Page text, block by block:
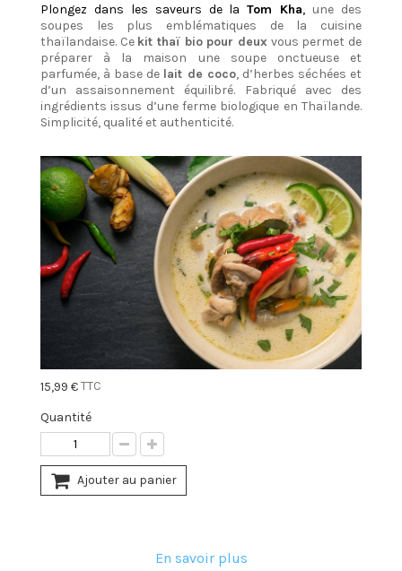
Plongez dans les saveurs de laTom Kha, une des
soupes les plus emblématiques de la cuisine
thaïlandaise. Ce kit thaï bio pour deux vous permet de
préparer à la maison une soupe onctueuse et
parfumée, à base de lait de coco, d’herbes séchées et
d’un assaisonnement équilibré. Fabriqué avec des
ingrédients issus d’une ferme biologique en Thaïlande.
Simplicité, qualité et authenticité.
15,99 €TTC
Quantité
Ajouter au panier
En savoir plus